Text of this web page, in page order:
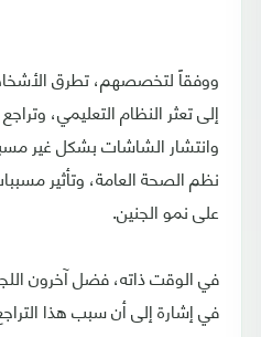
ووفقاً لتخصصهم، تطرق
إلى تعثر النظام التعليمي،
وانتشار الشاشات بشكل غير
نظم الصحة العامة، وتأثير
على نمو الجنين.
في الوقت ذاته، فضل آخرون
في إشارة إلى أن سبب هذا